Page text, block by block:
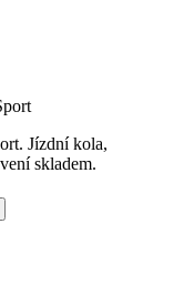
Jízdní kola,
skladem.